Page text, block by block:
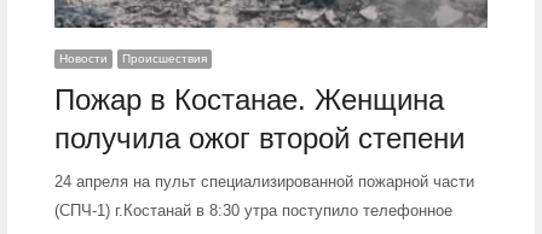
Новости Происшествия
Пожар в Костанае. Женщина
получила ожог второй степени
24 апреля на пульт специализированной пожарной части
(СПЧ-1) г.Костанай в 8:30 утра поступило телефонное